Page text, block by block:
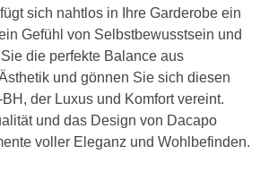
sich nahtlos in Ihre Garderobe ein
Gefühl von Selbstbewusstsein und
die perfekte Balance aus
und gönnen Sie sich diesen
der Luxus und Komfort vereint.
und das Design von Dacapo
voller Eleganz und Wohlbefinden.